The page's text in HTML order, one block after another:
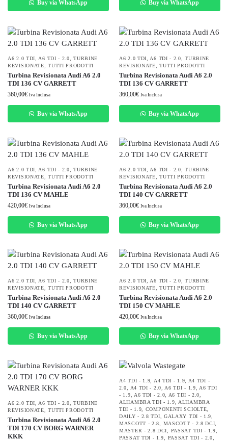
Buy via WhatsApp Buy via WhatsApp
A6 2.0 TDI A6 TDI - 2.0 ,TURBINE
REVISIONATE ,TUTTI PRODOTTI
Turbina Revisionata Audi A6 2.0
TDI 136 CV GARRETT
360,00€ Iva Inclusa
Buy via WhatsApp
A6 2.0 TDI A6 TDI - 2.0 ,TURBINE
REVISIONATE ,TUTTI PRODOTTI
Turbina Revisionata Audi A6 2.0
TDI 136 CV GARRETT
360,00€ Iva Inclusa
Buy via WhatsApp
A6 2.0 TDI A6 TDI - 2.0 ,TURBINE
REVISIONATE ,TUTTI PRODOTTI
Turbina Revisionata Audi A6 2.0
TDI 136 CV MAHLE
420,00€ Iva Inclusa
Buy via WhatsApp
A6 2.0 TDI A6 TDI - 2.0 ,TURBINE
REVISIONATE ,TUTTI PRODOTTI
Turbina Revisionata Audi A6 2.0
TDI 140 CV GARRETT
360,00€ Iva Inclusa
Buy via WhatsApp
A6 2.0 TDI A6 TDI - 2.0 ,TURBINE
REVISIONATE ,TUTTI PRODOTTI
Turbina Revisionata Audi A6 2.0
TDI 140 CV GARRETT
360,00€ Iva Inclusa
Buy via WhatsApp
A6 2.0 TDI A6 TDI - 2.0 ,TURBINE
REVISIONATE ,TUTTI PRODOTTI
Turbina Revisionata Audi A6 2.0
TDI 150 CV MAHLE
420,00€ Iva Inclusa
Buy via WhatsApp
A6 2.0 TDI A6 TDI - 2.0 ,TURBINE
REVISIONATE ,TUTTI PRODOTTI
Turbina Revisionata Audi A6 2.0
TDI 170 CV BORG WARNER
KKK
A4 TDI - 1.9 A4 TDI - 1.9
A4 TDI -
2.0
A4 TDI - 2.0 A6 TDI - 1.9
A6 TDI
- 1.9
A6 TDI - 2.0 A6 TDI - 2.0
ALHAMBRA TDI - 1.9
ALHAMBRA
TDI - 1.9
COMPONENTI SCIOLTE
DAILY - 2.8 TDI
GALAXY TDI - 1.9
MASCOTT - 2.8
MASCOTT - 2.8 DCI
MASTER - 2.8 DCI
PASSAT TDI - 1.9
PASSAT TDI - 1.9
PASSAT TDI - 2.0